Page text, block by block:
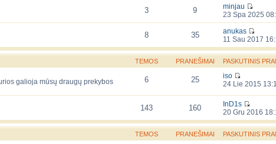
3 9
minjau
23 Spa 2025
8 35
anukas
11 Sau 2017
TEMOS PRANEŠIMAI PASKUTINIS
galioja mūsų draugų prekybos
6 25
iso
24 Lie 2015
143 160
InD1s
20 Gru 2016
TEMOS PRANEŠIMAI PASKUTINIS